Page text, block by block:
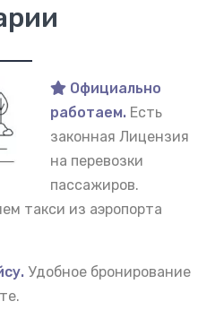
Официально
работаем. Есть
законная Лицензия
на перевозки
пассажиров.
такси из аэропорта
Удобное бронирование